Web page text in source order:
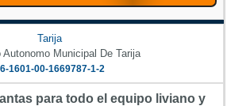
Tarija
Autonomo Municipal De Tarija
1601-00-1669787-1-2
para todo el equipo liviano y